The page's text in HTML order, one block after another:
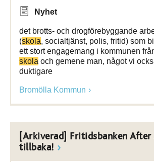
Nyhet
det brotts- och drogförebyggande
(skola, socialtjänst, polis, fritid) som
ett stort engagemang i kommunen
skola och gemene man, något vi
duktigare
Bromölla Kommun
[Arkiverad] Fritidsbanken
tillbaka!